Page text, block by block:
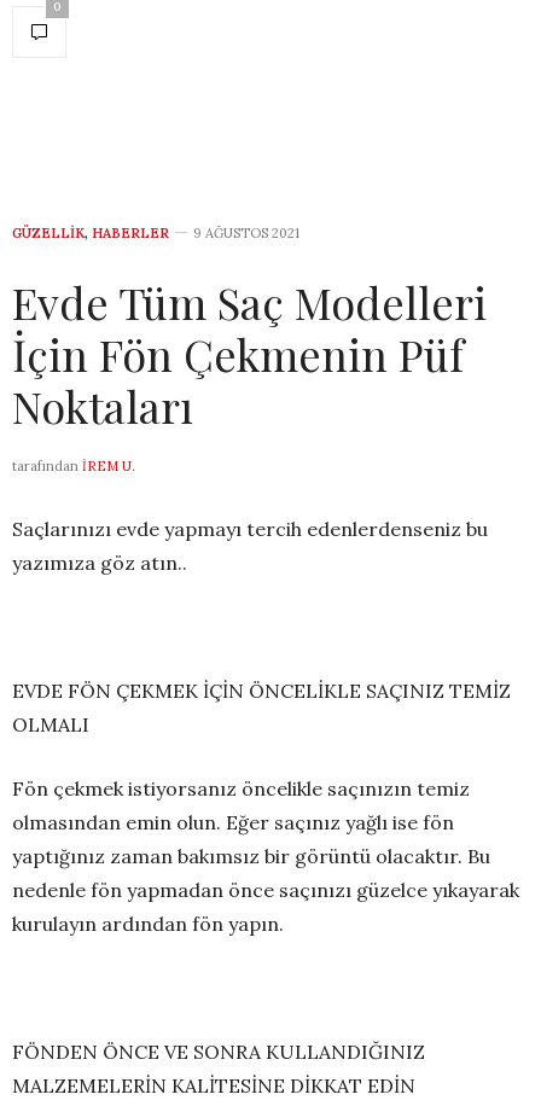
0
GÜZELLIK, HABERLER 9 AĞUSTOS 2021
Evde Tüm Saç Modelleri
İçin Fön Çekmenin Püf
Noktaları
tarafından İREM U.
Saçlarınızı evde yapmayı tercih edenlerdenseniz bu
yazımıza göz atın..
EVDE FÖN ÇEKMEK İÇİN ÖNCELİKLE SAÇINIZ TEMİZ
OLMALI
Fön çekmek istiyorsanız öncelikle saçınızın temiz
olmasından emin olun. Eğer saçınız yağlı ise fön
yaptığınız zaman bakımsız bir görüntü olacaktır. Bu
nedenle fön yapmadan önce saçınızı güzelce yıkayarak
kurulayın ardından fön yapın.
FÖNDEN ÖNCE VE SONRA KULLANDIĞINIZ
MALZEMELERİN KALİTESİNE DİKKAT EDİN